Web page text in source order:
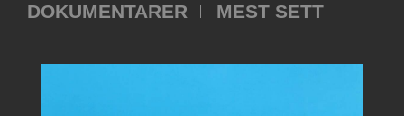
DOKUMENTARER
MEST SETT